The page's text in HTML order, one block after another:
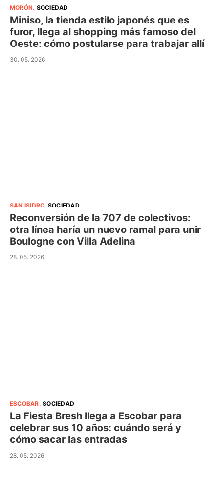
MORÓN. SOCIEDAD
Miniso, la tienda estilo japonés que es
furor, llega al shopping más famoso del
Oeste: cómo postularse para trabajar allí
30. 05. 2026
SAN ISIDRO. SOCIEDAD
Reconversión de la 707 de colectivos:
otra línea haría un nuevo ramal para unir
Boulogne con Villa Adelina
28. 05. 2026
ESCOBAR.SOCIEDAD
La Fiesta Bresh llega a Escobar para
celebrar sus 10 años: cuándo será y
cómo sacar las entradas
28. 05. 2026